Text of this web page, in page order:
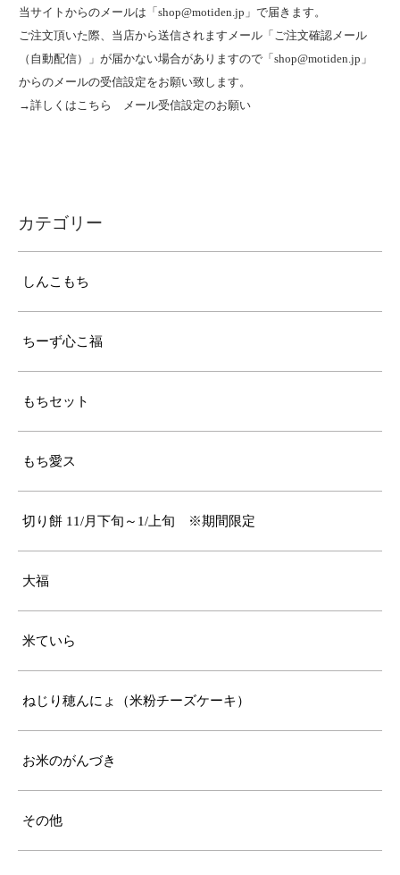
当サイトからのメールは「shop@motiden.jp」で届きます。
ご注文頂いた際、当店から送信されますメール「ご注文確認メール
（自動配信）」が届かない場合がありますので「shop@motiden.jp」
からのメールの受信設定をお願い致します。
→詳しくはこちら
メール受信設定のお願い
カテゴリー
しんこもち
ちーず心こ福
もちセット
もち愛ス
切り餅 11/月下旬～1/上旬 ※期間限定
大福
米ていら
ねじり穂んにょ（米粉チーズケーキ）
お米のがんづき
その他